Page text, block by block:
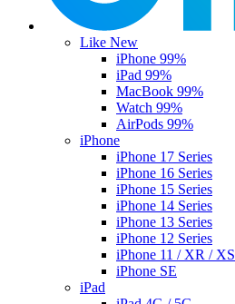
Like New
iPhone 99%
iPad 99%
MacBook 99%
Watch 99%
AirPods 99%
iPhone
iPhone 17 Series
iPhone 16 Series
iPhone 15 Series
iPhone 14 Series
iPhone 13 Series
iPhone 12 Series
iPhone 11 / XR / XS
iPhone SE
iPad